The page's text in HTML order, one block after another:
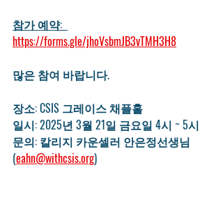
참가 예약:
https://forms.gle/jhoVsbmJB3vTMH3H8
많은 참여 바랍니다.
장소: CSIS 그레이스 채플홀
일시: 2025년 3월 21일 금요일 4시 ~ 5시
문의: 칼리지 카운셀러 안은정선생님
(eahn@withcsis.org)